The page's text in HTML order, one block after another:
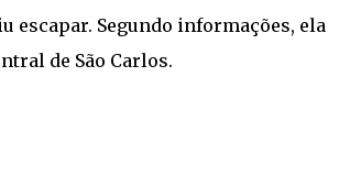
escapar. Segundo informações, ela
de São Carlos.